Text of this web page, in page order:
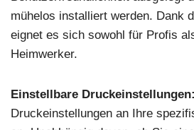
mühelos installiert werden. Dank
eignet es sich sowohl für Profis
Heimwerker.
Einstellbare Druckeinstellungen:
Druckeinstellungen an Ihre